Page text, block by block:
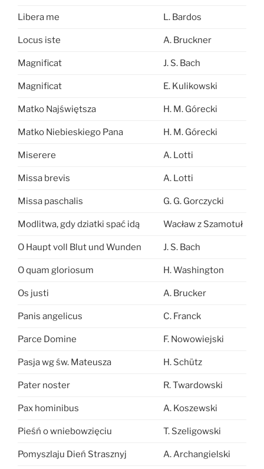
Libera me L. Bardos
Locus iste A. Bruckner
Magnificat J. S. Bach
Magnificat E. Kulikowski
Matko Najświętsza H. M. Górecki
Matko Niebieskiego Pana H. M. Górecki
Miserere A. Lotti
Missa brevis A. Lotti
Missa paschalis G. G. Gorczycki
Modlitwa, gdy dziatki spać idą Wacław z Szamotuł
O Haupt voll Blut und Wunden J. S. Bach
O quam gloriosum H. Washington
Os justi A. Brucker
Panis angelicus C. Franck
Parce Domine F. Nowowiejski
Pasja wg św. Mateusza H. Schütz
Pater noster R. Twardowski
Pax hominibus A. Koszewski
Pieśń o wniebowzięciu T. Szeligowski
Pomyszlaju Dień Strasznyj A. Archangielski